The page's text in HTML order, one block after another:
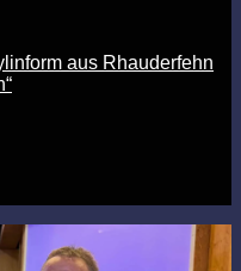
aus Rhauderfehn